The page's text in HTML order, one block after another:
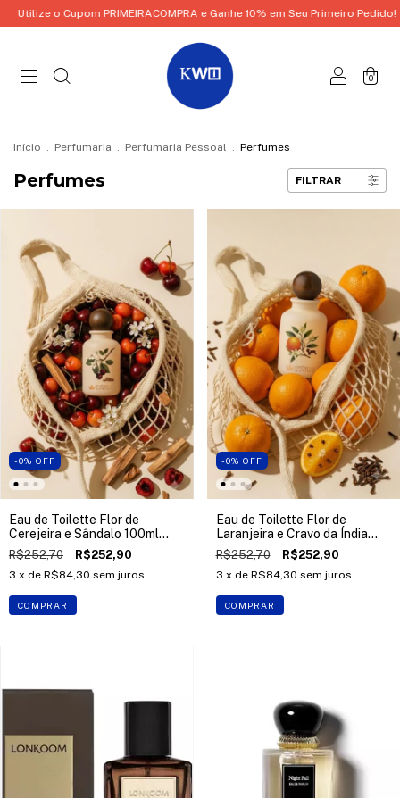
o Cupom PRIMEIRACOMPRA e Ganhe 10% em Seu Primeiro Pedido!
0
Início . Perfumaria . Perfumaria Pessoal . Perfumes
Perfumes FILTRAR
-0% OFF
Eau de Toilette Flor de
Cerejeira e Sândalo 100ml
Essências de Portugal
R$252,70 R$252,90
3 x de R$84,30 sem juros
COMPRAR
-0% OFF
Eau de Toilette Flor de
Laranjeira e Cravo da Índia
100ml Essências de Portugal
R$252,70 R$252,90
3 x de R$84,30 sem juros
COMPRAR